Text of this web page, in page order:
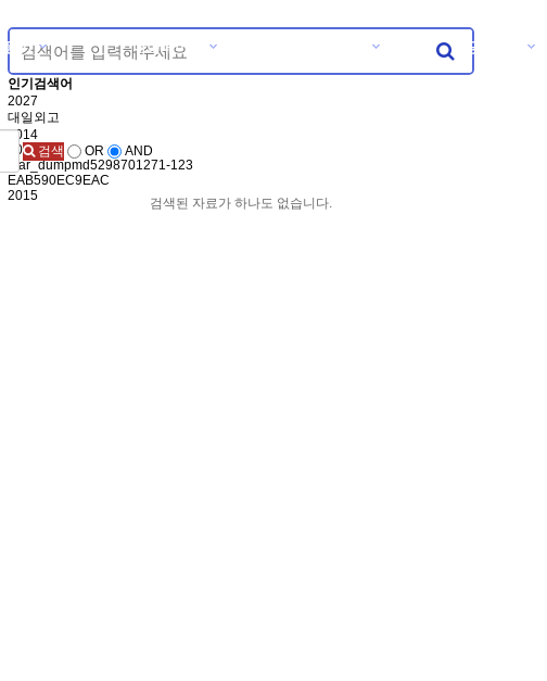
인기검색어
2027
대일외고
2014
2022
-var_dumpmd5298701271-123
EAB590EC9EAC
2015
듣기
마이페이지
공지사항
검색 OR AND
검색된 자료가 하나도 없습니다.